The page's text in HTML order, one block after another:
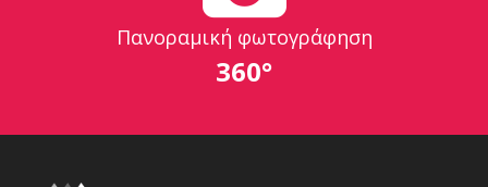
Πανοραμική φωτογράφηση
360°